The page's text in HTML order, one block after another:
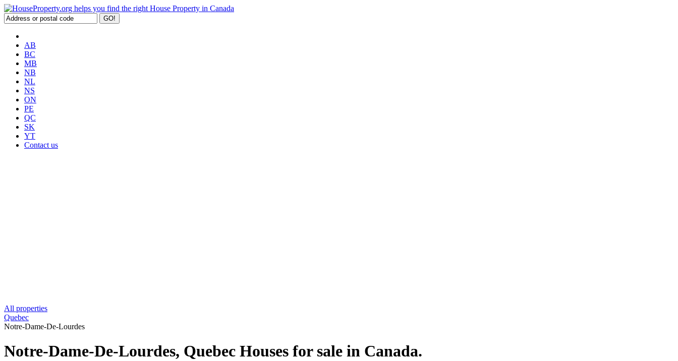
AB
BC
MB
NB
NL
NS
ON
PE
QC
SK
YT
Contact us
All properties
Quebec
Notre-Dame-De-Lourdes
Notre-Dame-De-Lourdes, Quebec Houses for sale in Canada.